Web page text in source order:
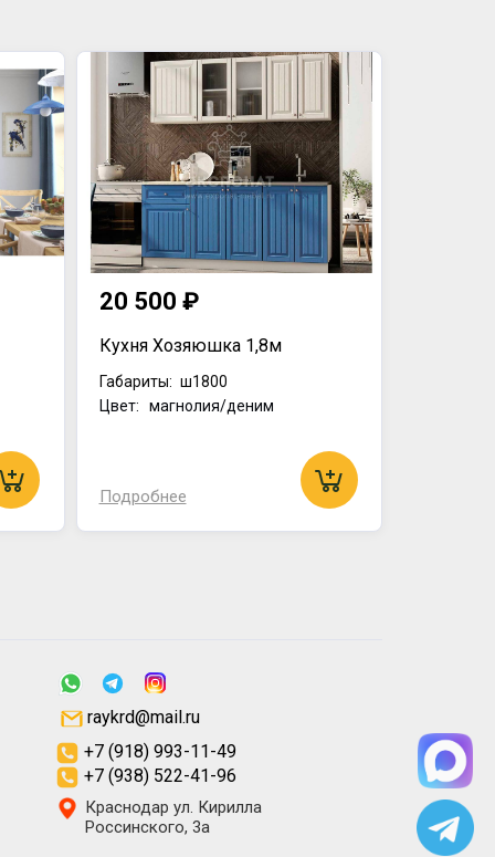
20 500 ₽
Кухня Хозяюшка 1,8м
Габариты: ш1800
Цвет: магнолия/деним
Подробнее
Краснодар ул. Кирилла
Россинского, 3а
+7 (918) 993-11-49
+7 (938) 522-41-96
raykrd@mail.ru